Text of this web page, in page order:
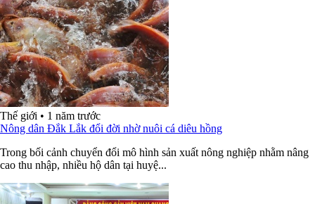
Thế giới • 1 năm trước
Nông dân Đắk Lắk đổi đời nhờ nuôi cá diêu hồng
Trong bối cảnh chuyển đổi mô hình sản xuất nông nghiệp nhằm nâng
cao thu nhập, nhiều hộ dân tại huyệ...